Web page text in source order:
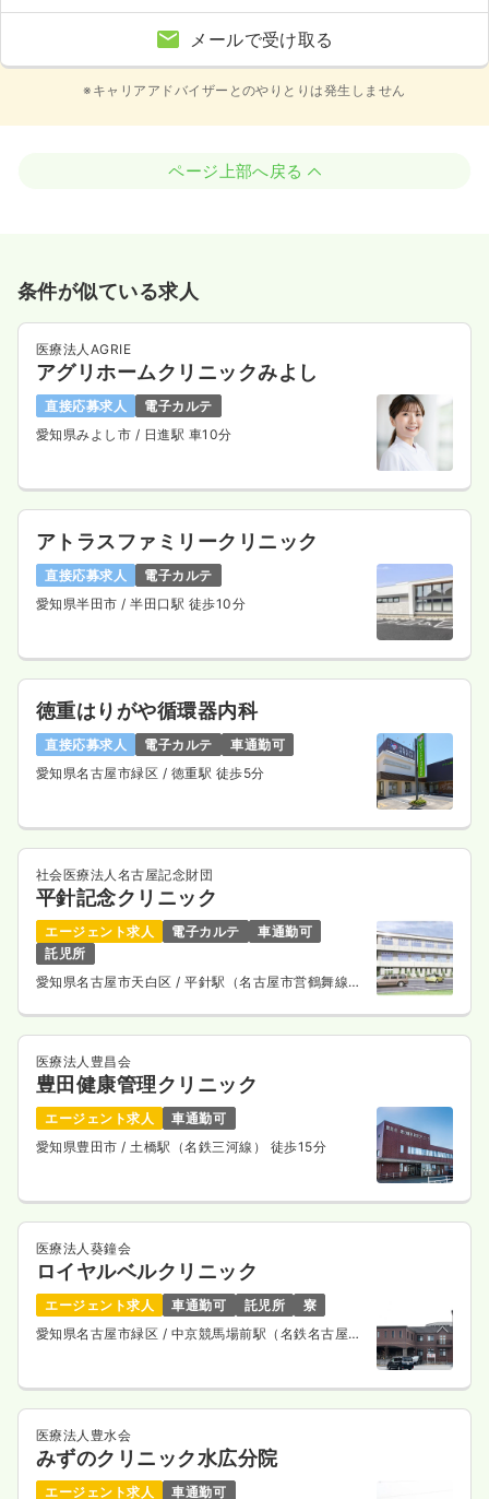
メールで受け取る
※キャリアアドバイザーとのやりとりは発生しません
ページ上部へ戻る
条件が似ている求人
医療法人AGRIE
アグリホームクリニックみよし
直接応募求人
電子カルテ
愛知県みよし市 / 日進駅 車10分
アトラスファミリークリニック
直接応募求人
電子カルテ
愛知県半田市 / 半田口駅 徒歩10分
徳重はりがや循環器内科
直接応募求人 電子カルテ
車通勤可
愛知県名古屋市緑区 / 徳重駅 徒歩5分
社会医療法人名古屋記念財団
平針記念クリニック
エージェント求人 電子カルテ
車通勤可
託児所
愛知県名古屋市天白区/ 平針駅（名古屋市営鶴舞線）
医療法人豊昌会
豊田健康管理クリニック
エージェント求人
車通勤可
愛知県豊田市 / 土橋駅（名鉄三河線） 徒歩15分
医療法人葵鐘会
ロイヤルベルクリニック
エージェント求人 車通勤可 託児所
寮
愛知県名古屋市緑区 / 中京競馬場前駅（名鉄名古屋本
医療法人豊水会
みずのクリニック水広分院
エージェント求人 車通勤可